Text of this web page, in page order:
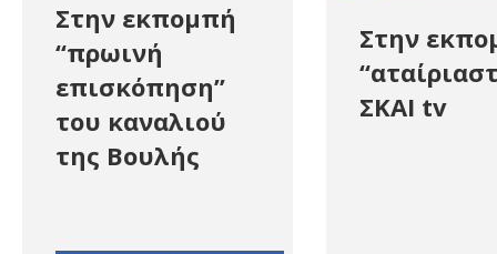
Στην εκπομπή
“πρωινή
επισκόπηση”
του καναλιού
της Βουλής
Στην
ΣΚΑΙ tv